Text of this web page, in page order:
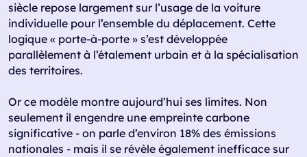
siècle repose largement sur l’usage de la voiture
individuelle pour l’ensemble du déplacement. Cette
logique « porte-à-porte » s’est développée
parallèlement à l’étalement urbain et à la spécialisation
des territoires.
Or ce modèle montre aujourd’hui ses limites. Non
seulement il engendre une empreinte carbone
significative - on parle d’environ 18% des émissions
nationales - mais il se révèle également inefficace sur